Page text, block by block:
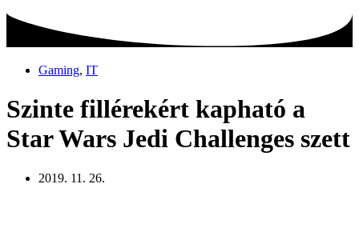
Gaming, IT
Szinte fillérekért kapható a
Star Wars Jedi Challenges szett
2019. 11. 26.